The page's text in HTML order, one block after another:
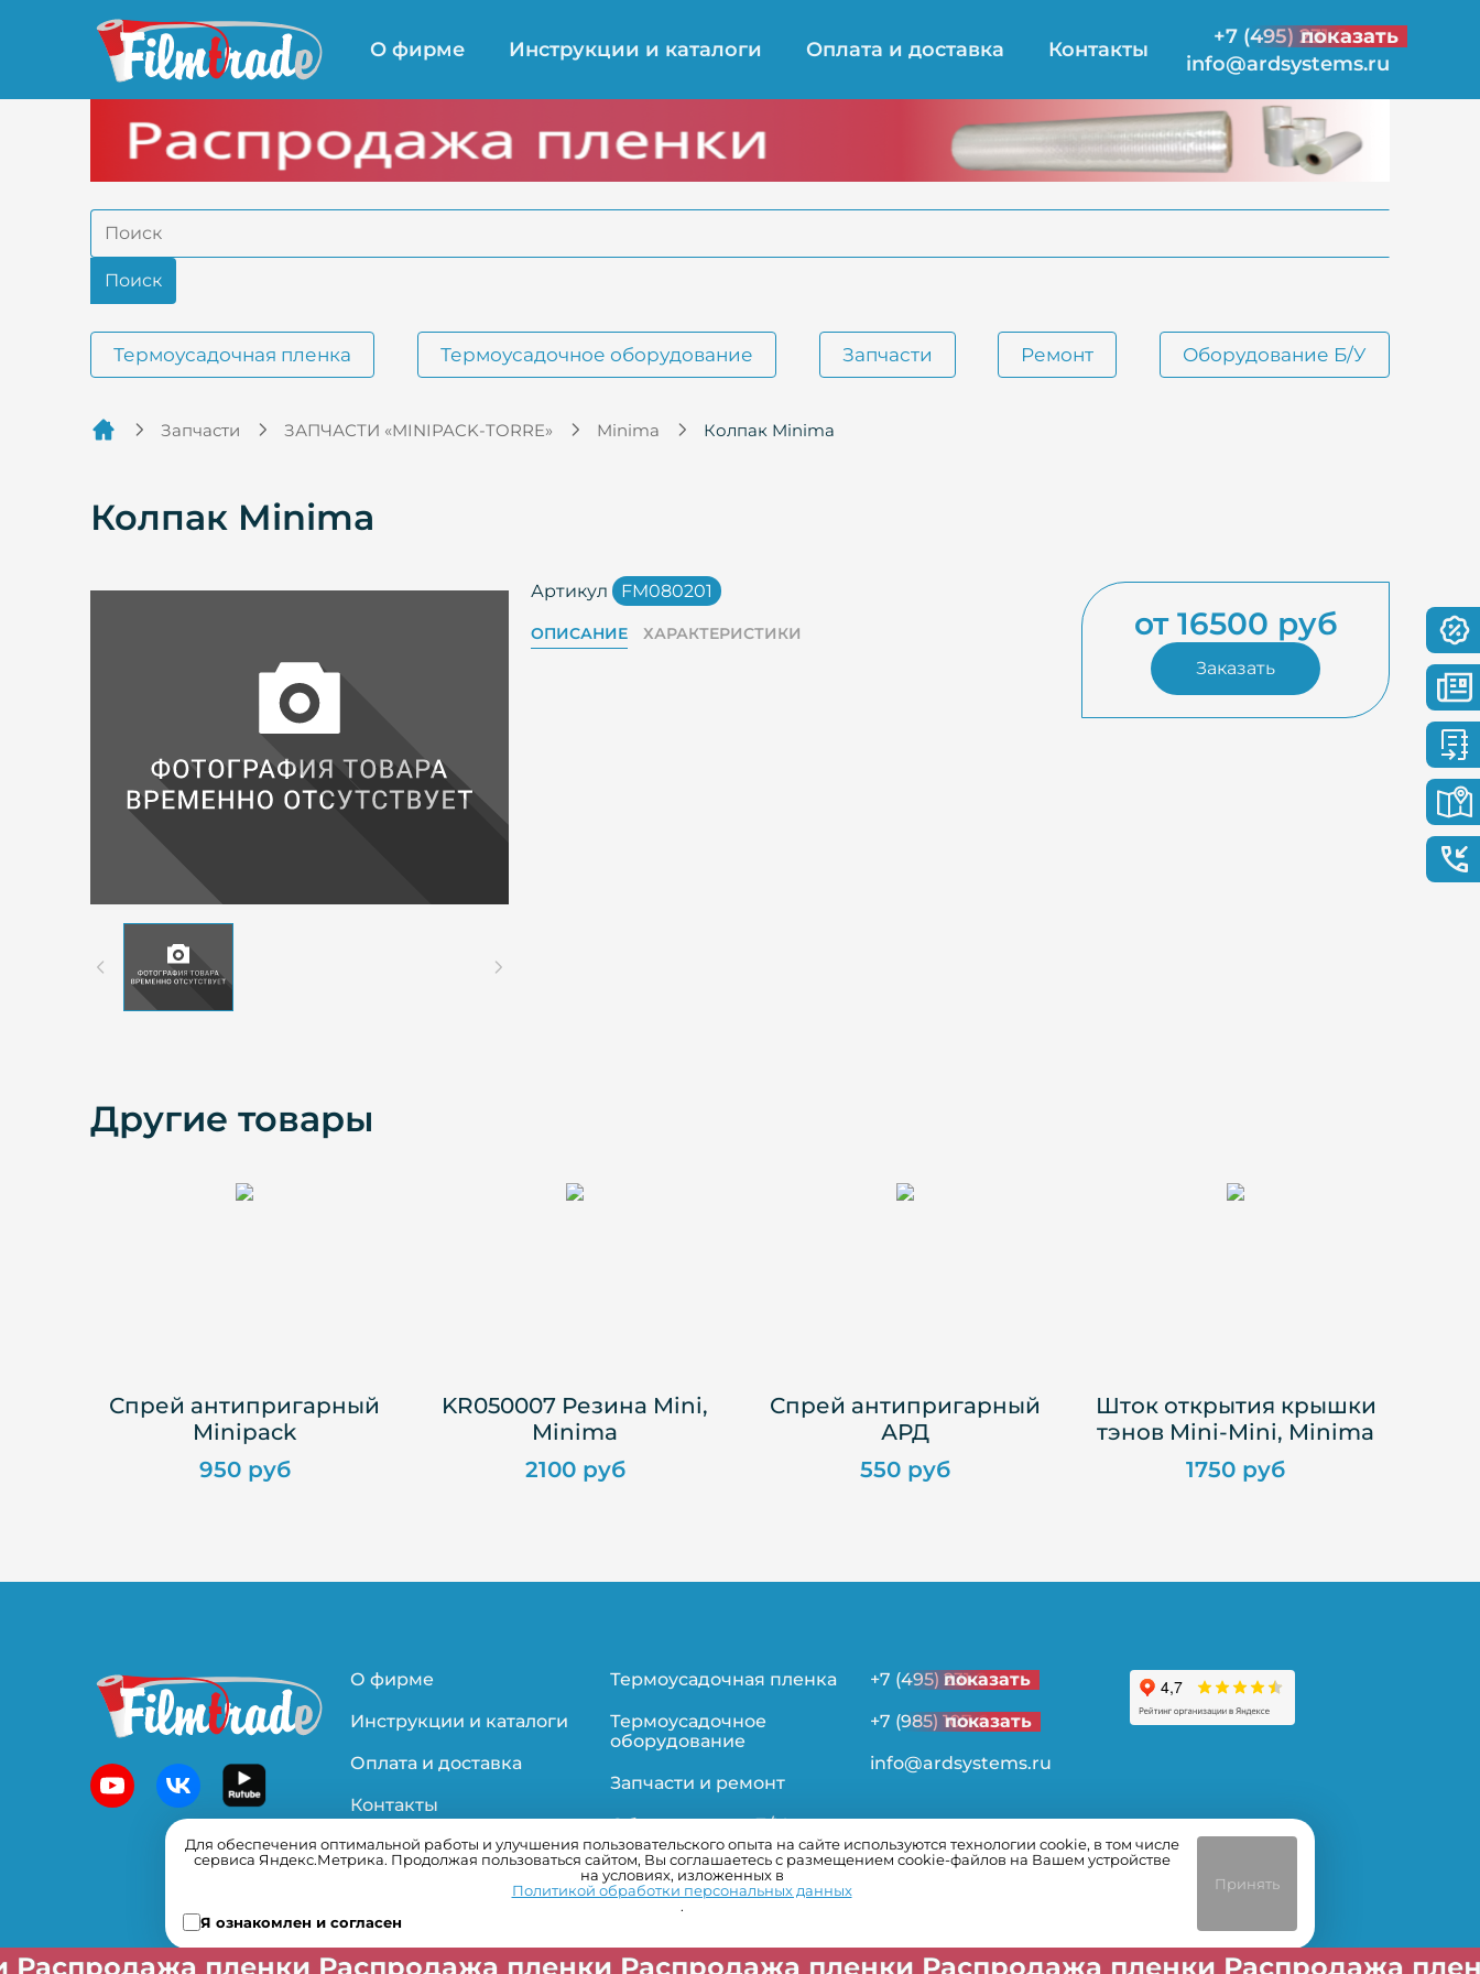
Для обеспечения оптимальной работы и улучшения пользовательского опыта на сайте используются технологии cookie, в том числе
сервиса Яндекс.Метрика. Продолжая пользоваться сайтом, Вы соглашаетесь с размещением cookie-файлов на Вашем устройстве
на условиях, изложенных в
Политикой обработки персональных данных
.
Я ознакомлен и согласен
Принять
пленки Распродажа пленки Распродажа пленки Распродажа пленки Распродажа пленки
О фирме Инструкции и каталоги Оплата и доставка Контакты
+7 (495) 231-21-00
показать
info@ardsystems.ru
Термоусадочная пленка Термоусадочное оборудование Запчасти Ремонт Оборудование Б/У
Запчасти ЗАПЧАСТИ «MINIPACK-TORRE» Minima Колпак Minima
Колпак Minima
от 16500 руб
Заказать
Артикул FM080201
ОПИСАНИЕ ХАРАКТЕРИСТИКИ
Другие товары
Спрей антипригарный
Minipack
950 руб
KR050007 Резина Mini,
Minima
2100 руб
Спрей антипригарный
АРД
550 руб
Шток открытия крышки
тэнов Mini-Mini, Minima
1750 руб
О фирме
Инструкции и каталоги
Оплата и доставка
Контакты
Политика
конфиденциальности
Термоусадочная пленка
Термоусадочное
оборудование
Запчасти и ремонт
Оборудование Б/У
+7 (495) 231-21-00
показать
+7 (985) 107-62-32
показать
info@ardsystems.ru